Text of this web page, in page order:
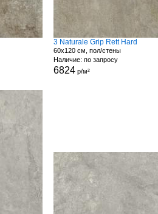
3 Naturale Grip Rett Hard
60x120 см, пол/стены
Наличие: по запросу
6824 р/м²